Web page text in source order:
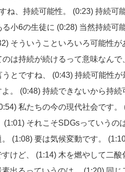
ね、持続可能性。 (0:23) 持続可
小6の生徒に (0:28) 当然持続可
そういうこといろいろ可能性が
は持続が続けるって意味なんで
とですね、 (0:43) 持続可能性が
。
(0:48) 持続できないから持続
私たちの今の現代社会です。
(1:01) それこそSDGsっていうの
(1:08) 要は気候変動です。
けど、
(1:14) 木を燃やして二酸